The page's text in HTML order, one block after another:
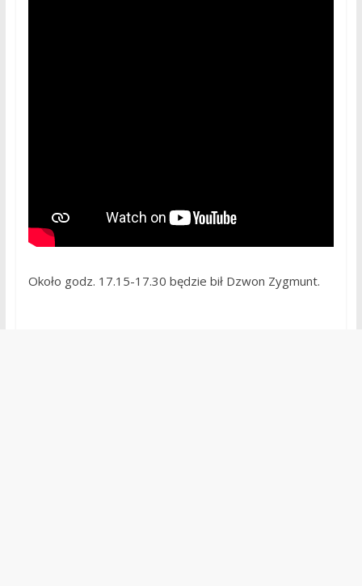
Około godz. 17.15-17.30 będzie bił Dzwon Zygmunt.